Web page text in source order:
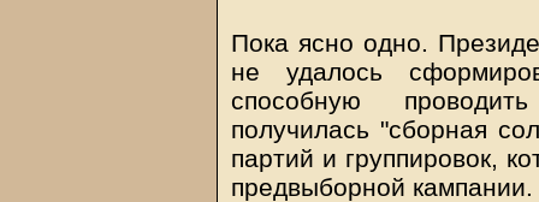
Пока ясно одно.
не удалось
способную
получилась "сборная
партий и группировок,
предвыборной кампании.